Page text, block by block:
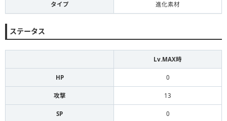
タイプ 進化素材
ステータス
Lv.MAX時
HP 0
攻撃 13
SP 0